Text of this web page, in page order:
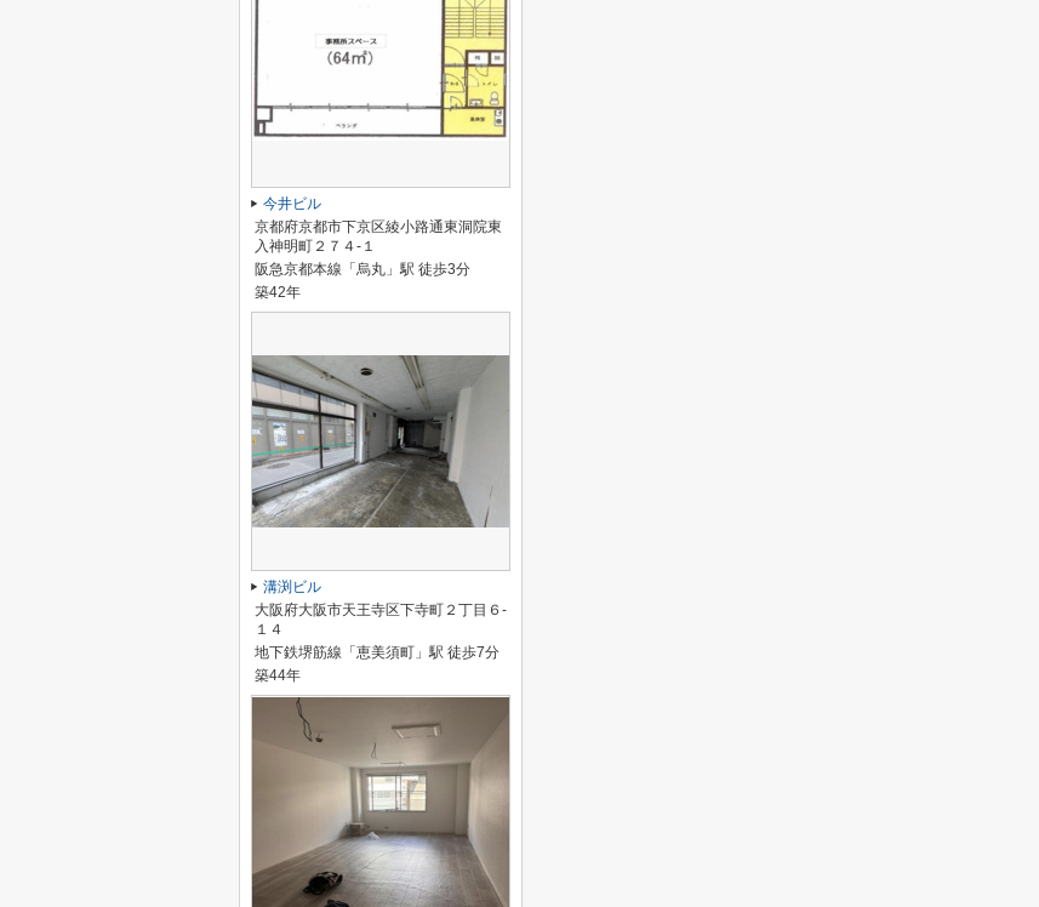
今井ビル
京都府京都市下京区綾小路通東洞院東
入神明町２７４-１
阪急京都本線「烏丸」駅 徒歩3分
築42年
溝渕ビル
大阪府大阪市天王寺区下寺町２丁目６-
１４
地下鉄堺筋線「恵美須町」駅 徒歩7分
築44年